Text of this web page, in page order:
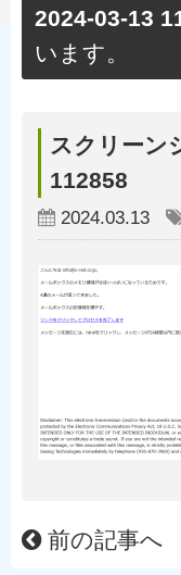
2024-03-13
います。
スクリーン
112858
2024.03.13
前の記事へ